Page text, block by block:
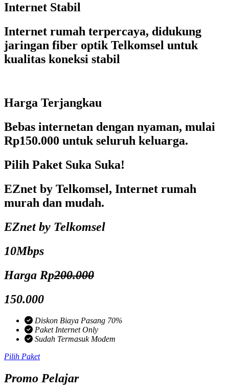
Internet Stabil
Internet rumah terpercaya, didukung
jaringan fiber optik Telkomsel untuk
kualitas koneksi stabil
Harga Terjangkau
Bebas internetan dengan nyaman, mulai
Rp150.000 untuk seluruh keluarga.
Pilih Paket Suka Suka!
EZnet by Telkomsel, Internet rumah
murah dan mudah.
EZnet by Telkomsel
10Mbps
Harga Rp200.000
150.000
Diskon Biaya Pasang 70%
Paket Internet Only
Sudah Termasuk Modem
Pilih Paket
Promo Pelajar